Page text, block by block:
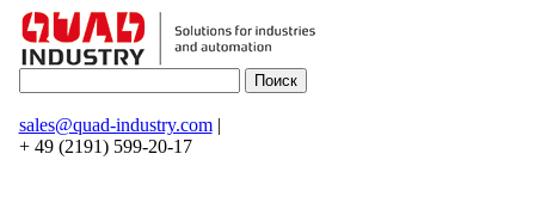
sales@quad-industry.com|
+ 49 (2191) 599-20-17